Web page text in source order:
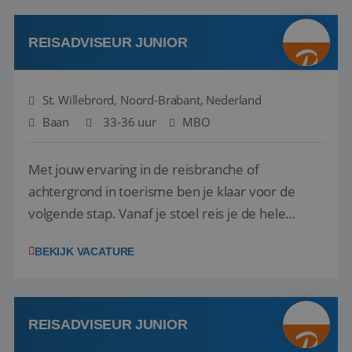
klanten te overtuigen om die droomreis te
boeken! ...
REISADVISEUR JUNIOR
St. Willebrord, Noord-Brabant, Nederland
Baan
33-36 uur MBO
Met jouw ervaring in de reisbranche of
achtergrond in toerisme ben je klaar voor de
volgende stap. Vanaf je stoel reis je de hele
wensen van je team, je klant en wat er in de
klanten te overtuigen om die droomreis te
boeken! ...
BEKIJK VACATURE
REISADVISEUR JUNIOR